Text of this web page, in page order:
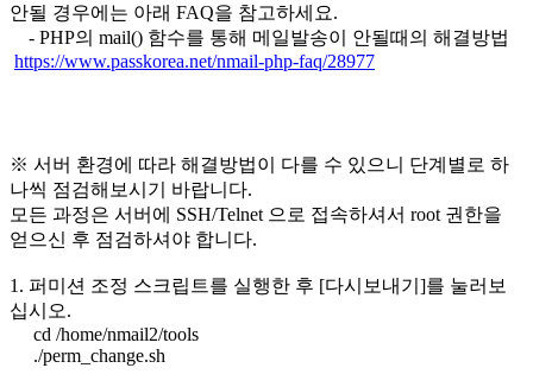
안될 경우에는 아래 FAQ을 참고하세요.
- PHP의 mail() 함수를 통해 메일발송이 안될때의 해결방법
https://www.passkorea.net/nmail-php-faq/28977
※ 서버 환경에 따라 해결방법이 다를 수 있으니 단계별로 하
나씩 점검해보시기 바랍니다.
모든 과정은 서버에 SSH/Telnet 으로 접속하셔서 root 권한을
얻으신 후 점검하셔야 합니다.
1. 퍼미션 조정 스크립트를 실행한 후 [다시보내기]를 눌러보
십시오.
cd /home/nmail2/tools
./perm_change.sh